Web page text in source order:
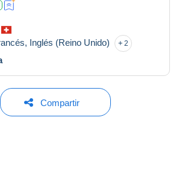
Inglés (Reino Unido) 2
Compartir